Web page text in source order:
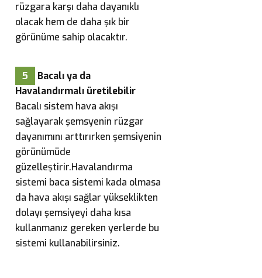
rüzgara karşı daha dayanıklı
olacak hem de daha şık bir
görünüme sahip olacaktır.
5
Bacalı ya da
Havalandırmalı üretilebilir
Bacalı sistem hava akışı
sağlayarak şemsyenin rüzgar
dayanımını arttırırken şemsiyenin
görünümüde
güzelleştirir.Havalandırma
sistemi baca sistemi kada olmasa
da hava akışı sağlar yükseklikten
dolayı şemsiyeyi daha kısa
kullanmanız gereken yerlerde bu
sistemi kullanabilirsiniz.